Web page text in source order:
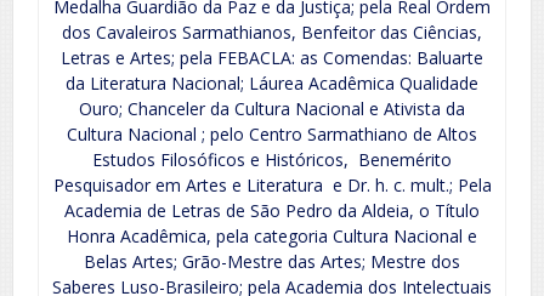
Medalha Guardião da Paz e da Justiça; pela Real Ordem
dos Cavaleiros Sarmathianos, Benfeitor das Ciências,
Letras e Artes; pela FEBACLA: as Comendas: Baluarte
da Literatura Nacional; Láurea Acadêmica Qualidade
Ouro; Chanceler da Cultura Nacional e Ativista da
Cultura Nacional ; pelo Centro Sarmathiano de Altos
Estudos Filosóficos e Históricos, Benemérito
Pesquisador em Artes e Literatura e Dr. h. c. mult.; Pela
Academia de Letras de São Pedro da Aldeia, o Título
Honra Acadêmica, pela categoria Cultura Nacional e
Belas Artes; Grão-Mestre das Artes; Mestre dos
Saberes Luso-Brasileiro; pela Academia dos Intelectuais